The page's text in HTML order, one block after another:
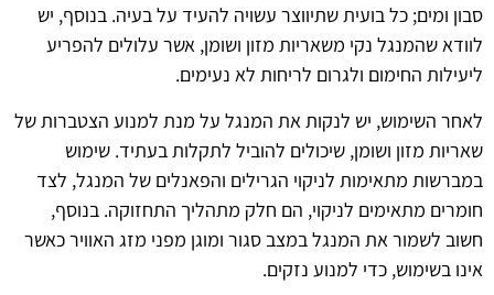
סבון ומים; כל בועית שתיווצר עשויה להעיד על בעיה. בנוסף, יש
לוודא שהמנגל נקי משאריות מזון ושומן, אשר עלולים להפריע
ליעילות החימום ולגרום לריחות לא נעימים.
לאחר השימוש, יש לנקות את המנגל על מנת למנוע הצטברות של
שאריות מזון ושומן, שיכולים להוביל לתקלות בעתיד. שימוש
במברשות מתאימות לניקוי הגרילים והפאנלים של המנגל, לצד
חומרים מתאימים לניקוי, הם חלק מתהליך התחזוקה. בנוסף,
חשוב לשמור את המנגל במצב סגור ומוגן מפני מזג האוויר כאשר
אינו בשימוש, כדי למנוע נזקים.